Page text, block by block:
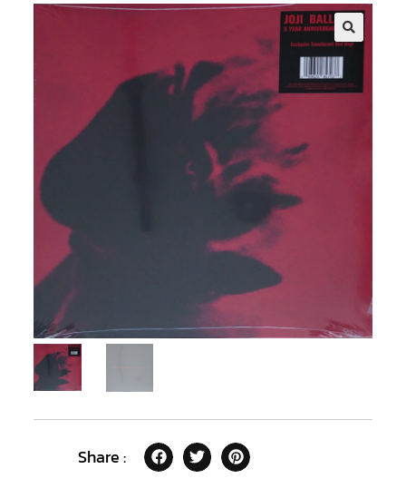
Share :